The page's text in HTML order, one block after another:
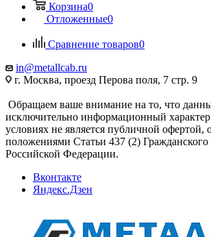
Корзина0
Отложенные0
Сравнение товаров0
in@metallcab.ru
г. Москва, проезд Перова поля, 7 стр. 9
Обращаем ваше внимание на то, что
исключительно информационный
условиях не является публичной офертой,
положениями Статьи 437 (2) Гражданского
Российской Федерации.
Вконтакте
Яндекс.Дзен